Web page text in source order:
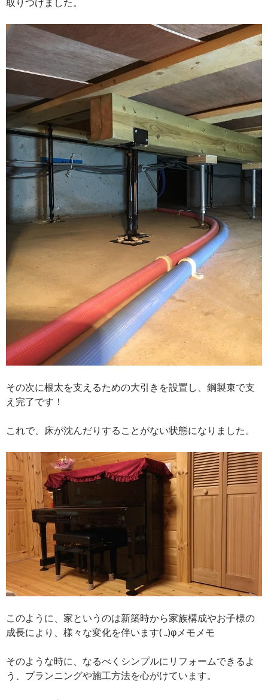
その次に根太を支えるための大引きを設置し、鋼製束で支
え完了です！
これで、床が沈んだりすることがない状態になりました。
このように、家というのは新築時から家族構成やお子様の
成長により、様々な変化を伴います( ..)φメモメモ
そのような時に、なるべくシンプルにリフォームできるよ
う、プランニングや施工方法を心がけています。